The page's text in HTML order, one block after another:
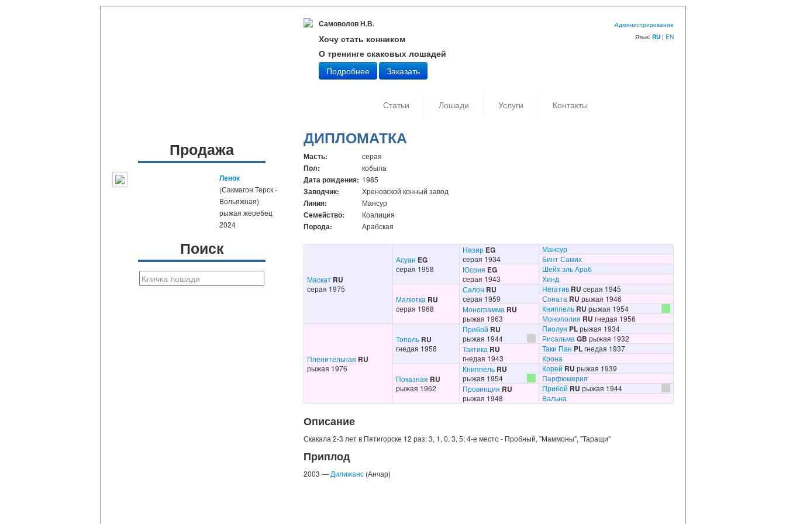
Самоволов Н.В.
Хочу стать конником
О тренинге скаковых лошадей
Подробнее
Заказать
Администрирование
Язык: RU | EN
Статьи Лошади Услуги Контакты
Продажа
Ленок
(Сакмагон Терск -
Вольяжная)
рыжая жеребец
2024
Поиск
ДИПЛОМАТКА
Масть: серая
Пол: кобыла
Дата рождения: 1985
Заводчик: Хреновской конный завод
Линия: Мансур
Семейство: Коалиция
Порода: Арабская
Маскат RU
серая 1975
Асуан EG
серая 1958
Назир EG
серая 1934
Мансур
Бинт Самих
Юсрия EG
серая 1943
Шейх эль Араб
Хинд
Малютка RU
серая 1968
Салон RU
серая 1959
Негатив RU серая 1945
Соната RU рыжая 1946
Монограмма RU
рыжая 1963
Книппель RU рыжая 1954
Монополия RU гнедая 1956
Пленительная RU
рыжая 1976
Тополь RU
гнедая 1958
Прибой RU
рыжая 1944
Пиолун PLрыжая 1934
Рисальма GB рыжая 1932
Тактика RU
гнедая 1943
Таки Пан PLгнедая 1937
Крона
Показная RU
рыжая 1962
Книппель RU
рыжая 1954
Корей RU рыжая 1939
Парфюмерия
Провинция RU
рыжая 1948
Прибой RU рыжая 1944
Вальна
Описание
Скакала 2-3 лет в Пятигорске 12 раз: 3, 1, 0, 3, 5; 4-е место - Пробный, "Маммоны", "Таращи"
Приплод
2003 — Дилижанс(Анчар)